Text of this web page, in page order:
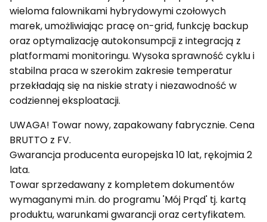
wieloma falownikami hybrydowymi czołowych
marek, umożliwiając pracę on-grid, funkcję backup
oraz optymalizację autokonsumpcji z integracją z
platformami monitoringu. Wysoka sprawność cyklu i
stabilna praca w szerokim zakresie temperatur
przekładają się na niskie straty i niezawodność w
codziennej eksploatacji.
UWAGA! Towar nowy, zapakowany fabrycznie. Cena
BRUTTO z FV.
Gwarancja producenta europejska 10 lat, rękojmia 2
lata.
Towar sprzedawany z kompletem dokumentów
wymaganymi m.in. do programu 'Mój Prąd' tj. kartą
produktu, warunkami gwarancji oraz certyfikatem.